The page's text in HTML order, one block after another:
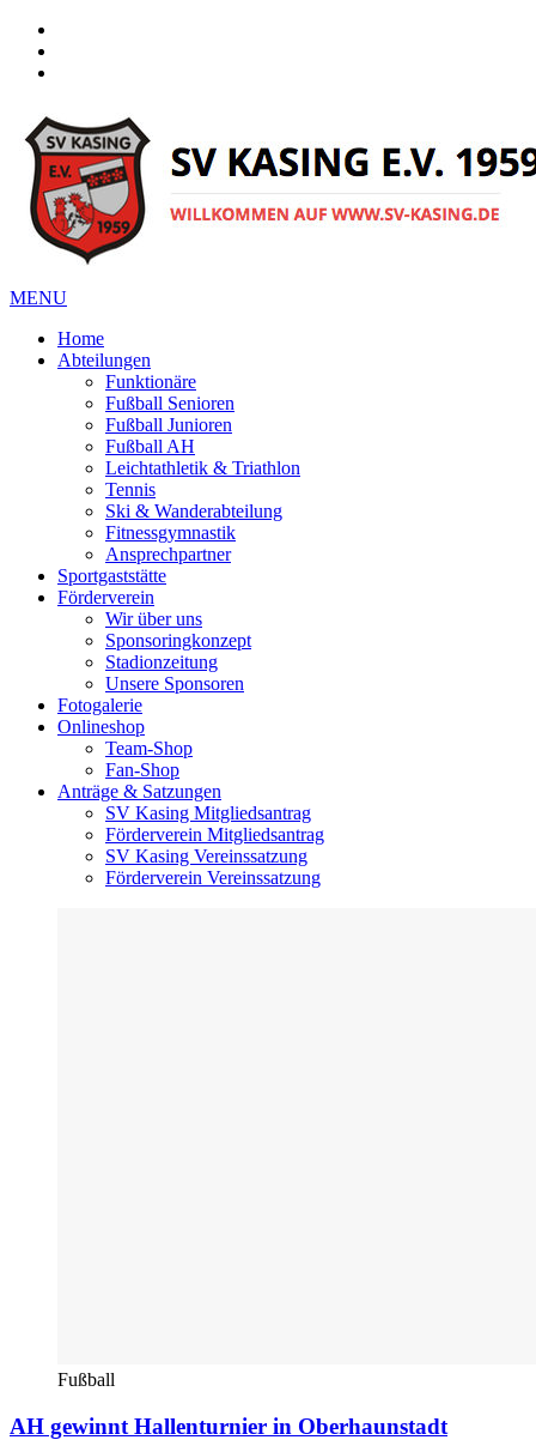
MENU
Home
Abteilungen
Funktionäre
Fußball Senioren
Fußball Junioren
Fußball AH
Leichtathletik & Triathlon
Tennis
Ski & Wanderabteilung
Fitnessgymnastik
Ansprechpartner
Sportgaststätte
Förderverein
Wir über uns
Sponsoringkonzept
Stadionzeitung
Unsere Sponsoren
Fotogalerie
Onlineshop
Team-Shop
Fan-Shop
Anträge & Satzungen
SV Kasing Mitgliedsantrag
Förderverein Mitgliedsantrag
SV Kasing Vereinssatzung
Förderverein Vereinssatzung
Fußball
AH gewinnt Hallenturnier in Oberhaunstadt